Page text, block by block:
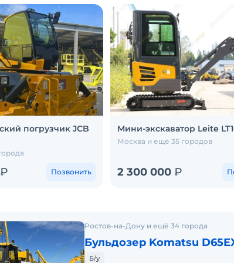
погрузчик JCB
₽ Позвонить
Мини-экскаватор Leite
Москва и еще 35 городов
2 300 000 ₽
Ростов-на-Дону и ещё 34 города
Бульдозер Komatsu
Б/у